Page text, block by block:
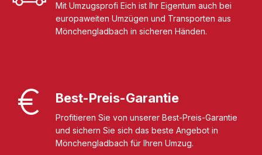
Mit Umzugsprofi Eich ist Ihr Eigentum auch bei
europaweiten Umzügen und Transporten aus
Mönchengladbach in sicheren Händen.
Best-Preis-Garantie
Profitieren Sie von unserer Best-Preis-Garantie
und sichern Sie sich das beste Angebot in
Mönchengladbach für Ihren Umzug.